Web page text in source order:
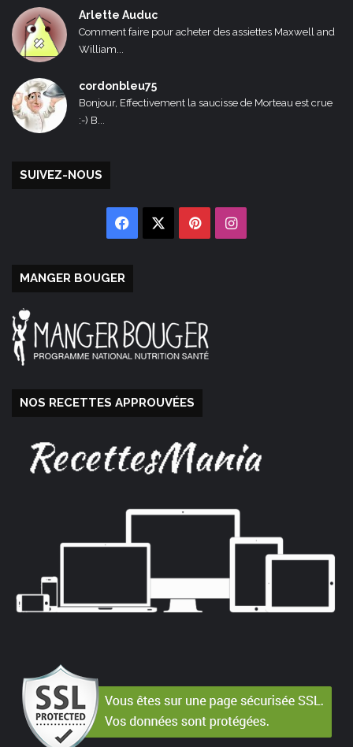
Arlette Auduc
Comment faire pour acheter des assiettes Maxwell and
William...
cordonbleu75
Bonjour, Effectivement la saucisse de Morteau est crue
:-) B...
SUIVEZ-NOUS
Facebook PinterestInstagram
MANGER BOUGER
NOS RECETTES APPROUVÉES